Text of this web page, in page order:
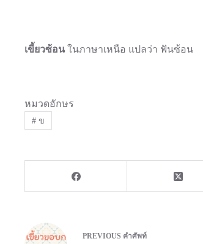
เขี้ยวซ้อน ในภาษาเหนือ แปลว่า ฟันซ้อน
หมวดอักษร
#ข
PREVIOUS คำศัพท์